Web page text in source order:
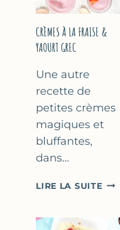
CRÈMES À LA FRAISE &
YAOURT GREC
Une autre
recette de
petites crèmes
magiques et
bluffantes,
dans…
LIRE LA SUITE